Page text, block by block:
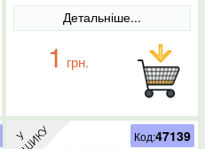
Детальніше...
1 грн.
Код:47139